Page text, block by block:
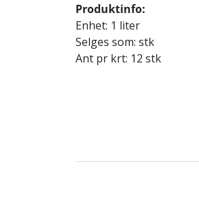
Produktinfo:
Enhet: 1 liter
Selges som: stk
Ant pr krt: 12 stk